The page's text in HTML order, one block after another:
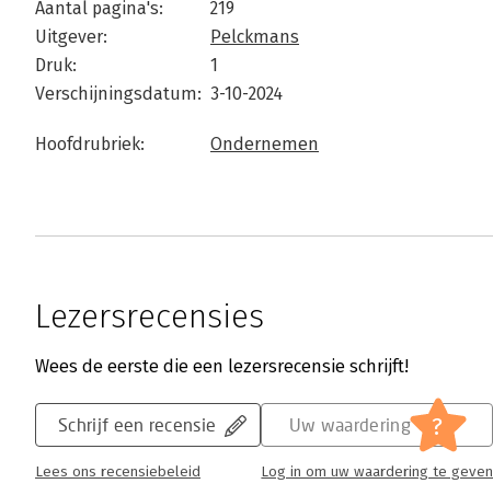
Aantal pagina's:
219
Uitgever:
Pelckmans
Druk:
1
Verschijningsdatum: 3-10-2024
Hoofdrubriek: Ondernemen
Lezersrecensies
Wees de eerste die een lezersrecensie schrijft!
Schrijf een recensie
Lees ons recensiebeleid
Uw waardering ?
Log in om uw waardering te geven